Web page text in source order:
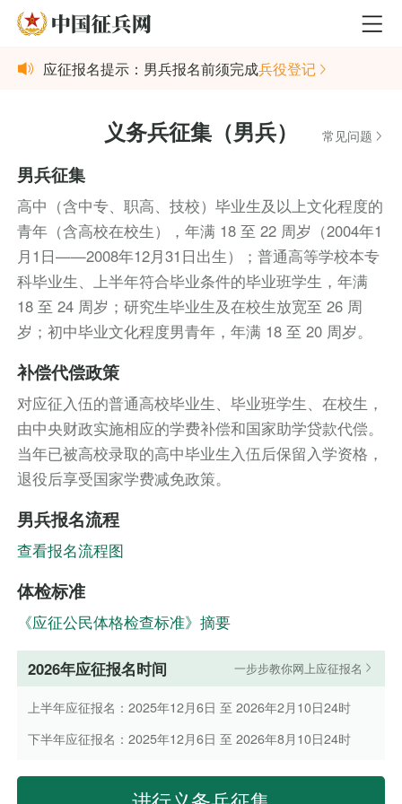
应征报名提示：男兵报名前须完成兵役登记
义务兵征集（男兵） 常见问题
男兵征集
高中（含中专、职高、技校）毕业生及以上文化程度的
青年（含高校在校生），年满 18 至 22 周岁（2004年1
月1日——2008年12月31日出生）；普通高等学校本专
科毕业生、上半年符合毕业条件的毕业班学生，年满
18 至 24 周岁；研究生毕业生及在校生放宽至 26 周
岁；初中毕业文化程度男青年，年满 18 至 20 周岁。
补偿代偿政策
对应征入伍的普通高校毕业生、毕业班学生、在校生，
由中央财政实施相应的学费补偿和国家助学贷款代偿。
当年已被高校录取的高中毕业生入伍后保留入学资格，
退役后享受国家学费减免政策。
男兵报名流程
查看报名流程图
体检标准
《应征公民体格检查标准》摘要
2026年应征报名时间 一步步教你网上应征报名
上半年应征报名：2025年12月6日 至 2026年2月10日24时
下半年应征报名：2025年12月6日 至 2026年8月10日24时